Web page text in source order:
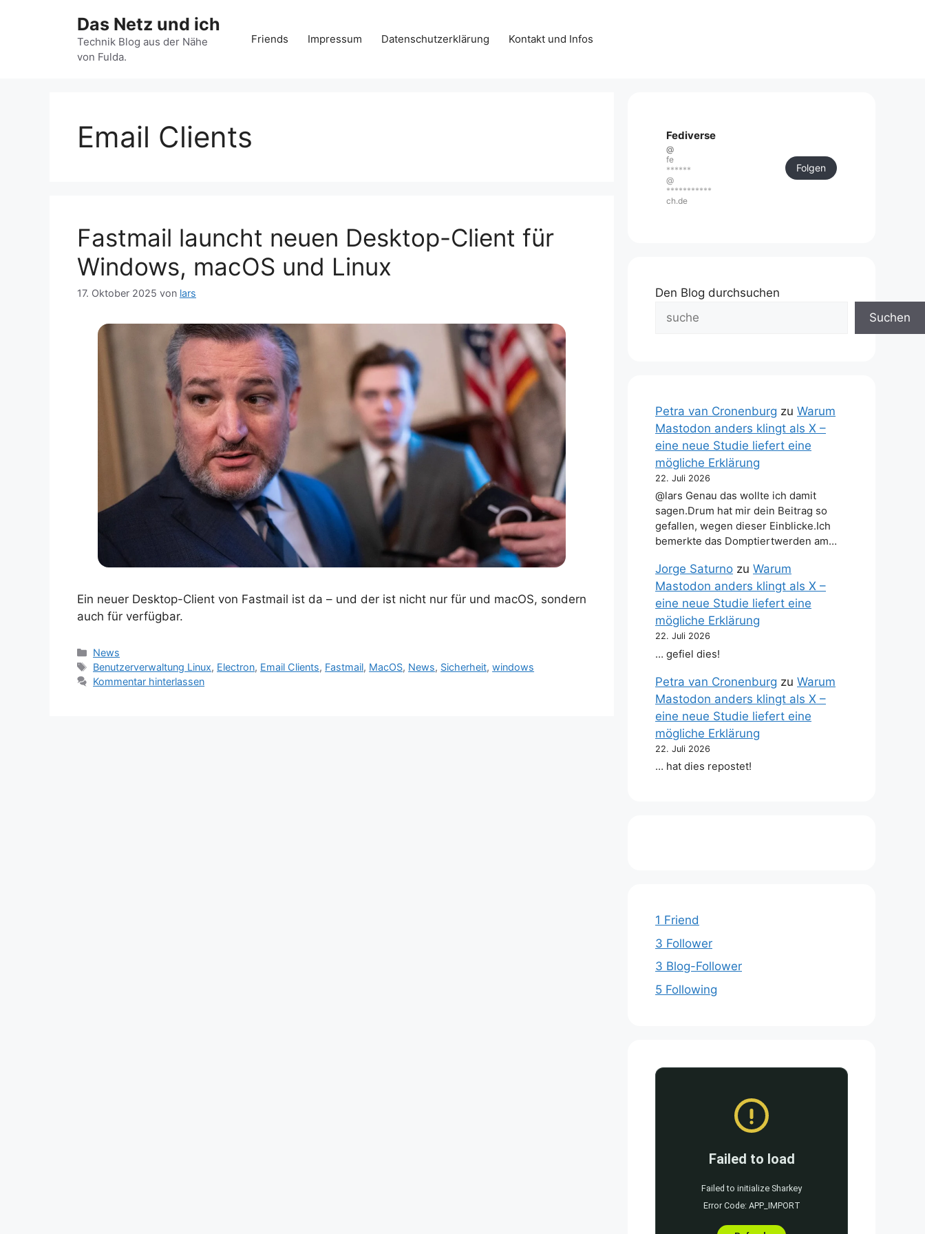
Das Netz und ich
Technik Blog aus der Nähe
von Fulda.
Friends Impressum Datenschutzerklärung Kontakt und Infos
Email Clients
Fastmail launcht neuen Desktop-Client für
Windows, macOS und Linux
17. Oktober 2025 von lars
Ein neuer Desktop-Client von Fastmail ist da – und der ist nicht nur für und macOS, sondern
auch für verfügbar.
Kategorien
News
Schlagwörter
Benutzerverwaltung Linux, Electron, Email Clients, Fastmail, MacOS, News, Sicherheit,windows
Kommentar hinterlassen
Fediverse
@
fe
******
@
***********
ch.de
Folgen
Den Blog durchsuchen
Suchen
Petra van Cronenburg zu Warum
Mastodon anders klingt als X –
eine neue Studie liefert eine
mögliche Erklärung
22. Juli 2026
@lars Genau das wollte ich damit
sagen.Drum hat mir dein Beitrag so
gefallen, wegen dieser Einblicke.Ich
bemerkte das Domptiertwerden am…
Jorge Saturno zu Warum
Mastodon anders klingt als X –
eine neue Studie liefert eine
mögliche Erklärung
22. Juli 2026
… gefiel dies!
Petra van Cronenburg zu Warum
Mastodon anders klingt als X –
eine neue Studie liefert eine
mögliche Erklärung
22. Juli 2026
… hat dies repostet!
1 Friend
3 Follower
3 Blog-Follower
5 Following